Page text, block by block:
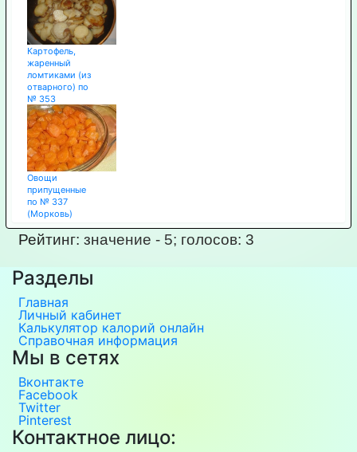
Картофель,
жаренный
ломтиками (из
отварного) по
№ 353
Овощи
припущенные
по № 337
(Морковь)
Рейтинг:значение - 5; голосов: 3
Разделы
Главная
Личный кабинет
Калькулятор калорий онлайн
Справочная информация
Мы в сетях
Вконтакте
Facebook
Twitter
Pinterest
Контактное лицо: